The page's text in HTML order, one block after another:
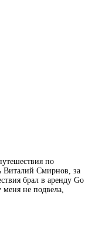
по
Виталий Смирнов, за
брал в аренду Go
не подвела,